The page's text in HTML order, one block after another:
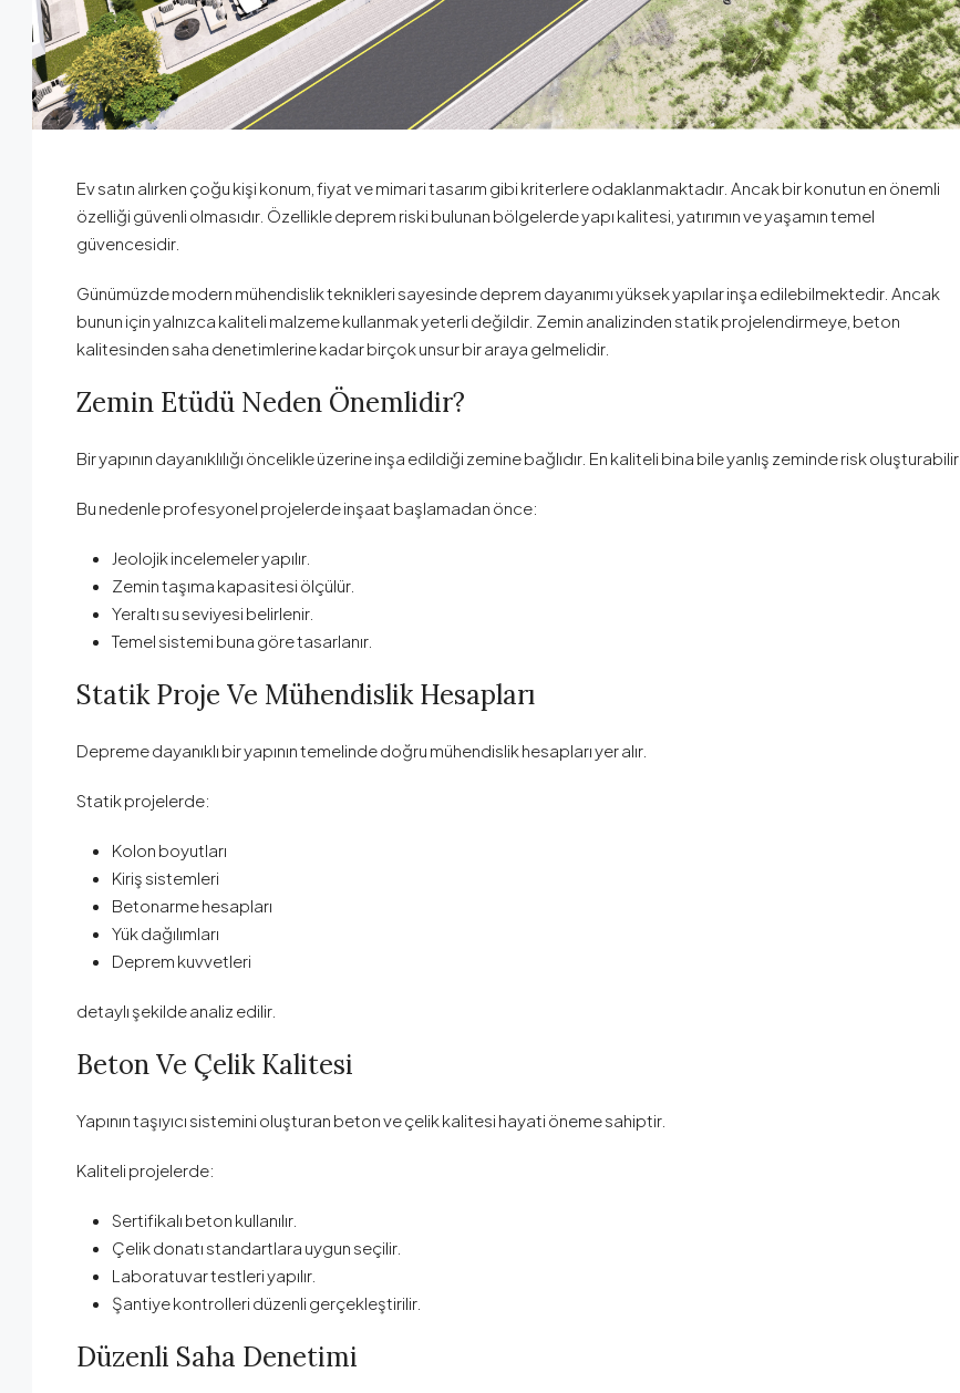
Ev satın alırken çoğu kişi konum, fiyat ve mimari tasarım gibi kriterlere odaklanmaktadır. Ancak bir konutun en önemli
özelliği güvenli olmasıdır. Özellikle deprem riski bulunan bölgelerde yapı kalitesi, yatırımın ve yaşamın temel
güvencesidir.
Günümüzde modern mühendislik teknikleri sayesinde deprem dayanımı yüksek yapılar inşa edilebilmektedir. Ancak
bunun için yalnızca kaliteli malzeme kullanmak yeterli değildir. Zemin analizinden statik projelendirmeye, beton
kalitesinden saha denetimlerine kadar birçok unsur bir araya gelmelidir.
Zemin Etüdü Neden Önemlidir?
Bir yapının dayanıklılığı öncelikle üzerine inşa edildiği zemine bağlıdır. En kaliteli bina bile yanlış zeminde risk oluşturabilir.
Bu nedenle profesyonel projelerde inşaat başlamadan önce:
Jeolojik incelemeler yapılır.
Zemin taşıma kapasitesi ölçülür.
Yeraltı su seviyesi belirlenir.
Temel sistemi buna göre tasarlanır.
Statik Proje Ve Mühendislik Hesapları
Depreme dayanıklı bir yapının temelinde doğru mühendislik hesapları yer alır.
Statik projelerde:
Kolon boyutları
Kiriş sistemleri
Betonarme hesapları
Yük dağılımları
Deprem kuvvetleri
detaylı şekilde analiz edilir.
Beton Ve Çelik Kalitesi
Yapının taşıyıcı sistemini oluşturan beton ve çelik kalitesi hayati öneme sahiptir.
Kaliteli projelerde:
Sertifikalı beton kullanılır.
Çelik donatı standartlara uygun seçilir.
Laboratuvar testleri yapılır.
Şantiye kontrolleri düzenli gerçekleştirilir.
Düzenli Saha Denetimi